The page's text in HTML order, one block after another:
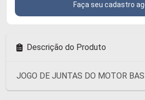
Faça seu cadastro
Descrição do Produto
JOGO DE JUNTAS DO MOTOR